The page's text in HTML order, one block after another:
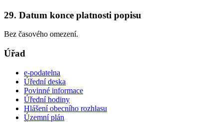
29. Datum konce platnosti popisu
Bez časového omezení.
Úřad
e-podatelna
Úřední deska
Povinné informace
Úřední hodiny
Hlášení obecního rozhlasu
Územní plán